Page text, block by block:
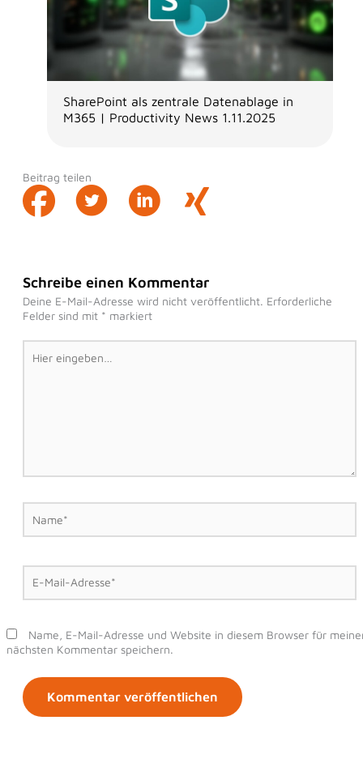
SharePoint als zentrale Datenablage in
M365 | Productivity News 1.11.2025
Beitrag teilen
Schreibe einen Kommentar
Deine E-Mail-Adresse wird nicht veröffentlicht. Erforderliche
Felder sind mit * markiert
Hier
eingeben…
Name*
E-
Mail-
Adresse*
Name, E-Mail-Adresse und Website in diesem Browser für
nächsten Kommentar speichern.